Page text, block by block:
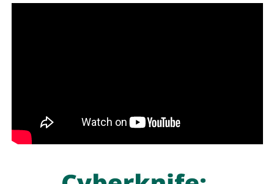
También lee:
Como parte de la estrategia de movilidad, la avenida